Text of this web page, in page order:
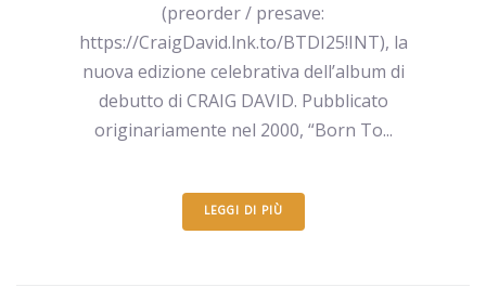
(preorder / presave:
https://CraigDavid.lnk.to/BTDI25!INT), la
nuova edizione celebrativa dell’album di
debutto di CRAIG DAVID. Pubblicato
originariamente nel 2000, “Born To...
LEGGI DI PIÙ